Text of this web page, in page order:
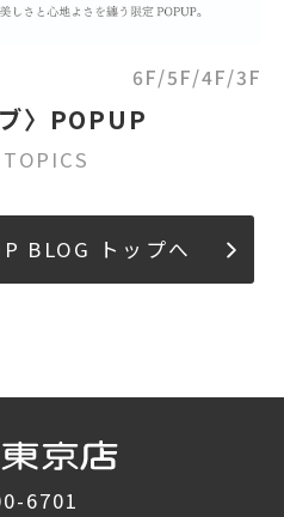
6F/5F/4F/3F
〉POPUP
BLOG トップへ
6701